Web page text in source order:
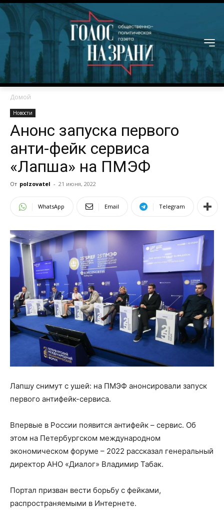
Домой
Новости
Анонс запуска первого
анти-фейк сервиса
«Лапша» на ПМЭФ
От polzovatel - 21 июня, 2022
WhatsApp Email Telegram
Лапшу снимут с ушей: на ПМЭФ анонсировали запуск
первого антифейк-сервиса.
Впервые в России появится антифейк – сервис. Об
этом на Петербургском международном
экономическом форуме – 2022 рассказал генеральный
директор АНО «Диалог» Владимир Табак.
Портал призван вести борьбу с фейками,
распространяемыми в Интернете.